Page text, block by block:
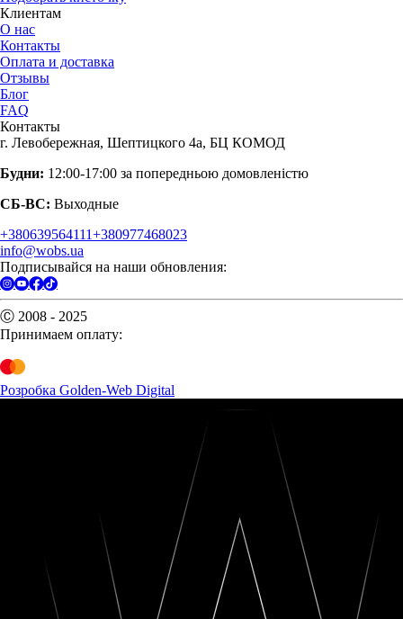
Клиентам
О нас
Контакты
Оплата и доставка
Отзывы
Блог
FAQ
Контакты
г. Левобережная, Шептицкого 4а, БЦ КОМОД
Будни: 12:00-17:00 за попередньою домовленістю
СБ-ВС: Выходные
+380639564111+380977468023
info@wobs.ua
Подписывайся на наши обновления:
Ⓒ 2008 - 2025
Принимаем оплату:
Розробка Golden-Web Digital